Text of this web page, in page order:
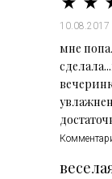
10.08.2017
мне